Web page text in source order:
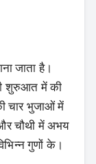
जाता है।
शुरुआत में की
चार भुजाओं में
चौथी में अभय
गुणों के।